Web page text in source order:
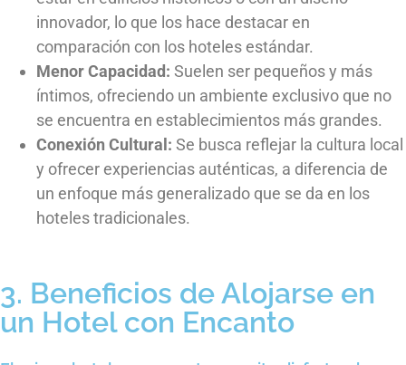
innovador, lo que los hace destacar en
comparación con los hoteles estándar.
Menor Capacidad: Suelen ser pequeños y más
íntimos, ofreciendo un ambiente exclusivo que no
se encuentra en establecimientos más grandes.
Conexión Cultural: Se busca reflejar la cultura local
y ofrecer experiencias auténticas, a diferencia de
un enfoque más generalizado que se da en los
hoteles tradicionales.
3. Beneficios de Alojarse en
un Hotel con Encanto